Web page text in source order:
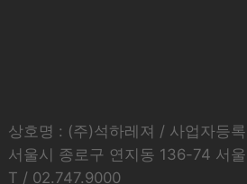
상호명 : (주)석하레져 / 사업자등
서울시 종로구 연지동 136-74 서
T / 02.747.9000